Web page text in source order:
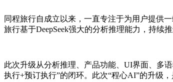
同程旅行自成立以来，一直专注于为用户提供
旅行基于DeepSeek强大的分析推理能力，持续推
此次升级从分析推理、产品功能、UI界面、多
执行+预订执行”的闭环。此次“程心AI”的升级